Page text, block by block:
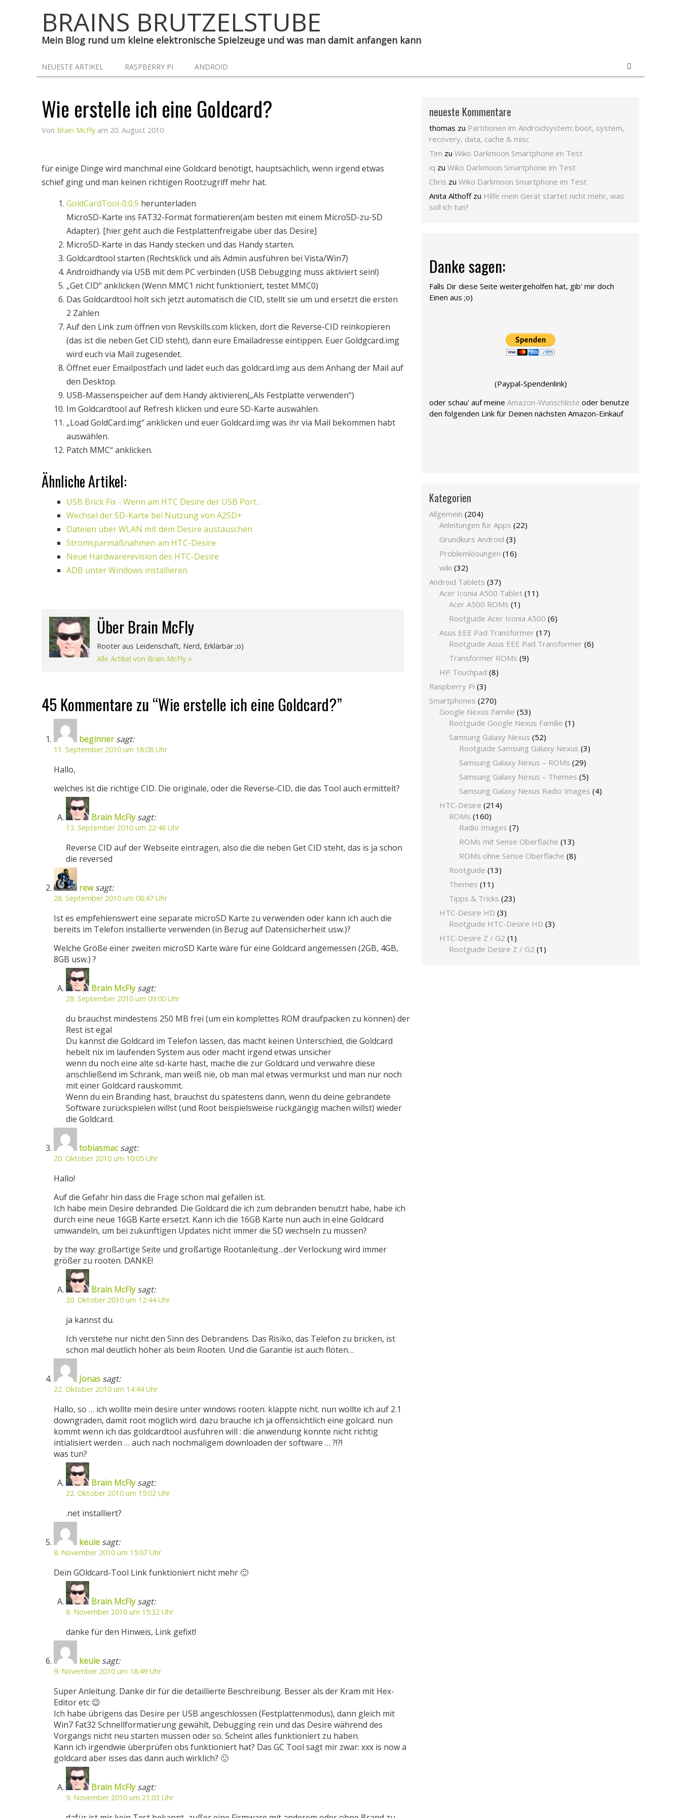
BRAINS BRUTZELSTUBE
Mein Blog rund um kleine elektronische Spielzeuge und was man damit anfangen kann
NEUESTE ARTIKEL RASPBERRY PI ANDROID
Wie erstelle ich eine Goldcard?
Von Brain McFly am 20. August 2010
für einige Dinge wird manchmal eine Goldcard benötigt, hauptsächlich, wenn irgend etwas
schief ging und man keinen richtigen Rootzugriff mehr hat.
GoldCardTool-0.0.5 herunterladen
MicroSD-Karte ins FAT32-Format formatieren(am besten mit einem MicroSD-zu-SD
Adapter). [hier geht auch die Festplattenfreigabe über das Desire]
MicroSD-Karte in das Handy stecken und das Handy starten.
Goldcardtool starten (Rechtsklick und als Admin ausführen bei Vista/Win7)
Androidhandy via USB mit dem PC verbinden (USB Debugging muss aktiviert sein!)
„Get CID“ anklicken (Wenn MMC1 nicht funktioniert, testet MMC0)
Das Goldcardtool holt sich jetzt automatisch die CID, stellt sie um und ersetzt die ersten
2 Zahlen
Auf den Link zum öffnen von Revskills.com klicken, dort die Reverse-CID reinkopieren
(das ist die neben Get CID steht), dann eure Emailadresse eintippen. Euer Goldgcard.img
wird euch via Mail zugesendet.
Öffnet euer Emailpostfach und ladet euch das goldcard.img aus dem Anhang der Mail auf
den Desktop.
USB-Massenspeicher auf dem Handy aktivieren(„Als Festplatte verwenden“)
Im Goldcardtool auf Refresh klicken und eure SD-Karte auswählen.
„Load GoldCard.img“ anklicken und euer Goldcard.img was ihr via Mail bekommen habt
auswählen.
Patch MMC“ anklicken.
Ähnliche Artikel:
USB Brick Fix - Wenn am HTC Desire der USB Port…
Wechsel der SD-Karte bei Nutzung von A2SD+
Dateien über WLAN mit dem Desire austauschen
Stromsparmaßnahmen am HTC-Desire
Neue Hardwarerevision des HTC-Desire
ADB unter Windows installieren
Über Brain McFly
Rooter aus Leidenschaft, Nerd, Erklärbär ;o)
Alle Artikel von Brain McFly »
45 Kommentare zu “Wie erstelle ich eine Goldcard?”
beginner sagt:
11. September 2010 um 18:08 Uhr
Hallo,
welches ist die richtige CID. Die originale, oder die Reverse-CID, die das Tool auch ermittelt?
Brain McFly sagt:
13. September 2010 um 22:46 Uhr
Reverse CID auf der Webseite eintragen, also die die neben Get CID steht, das is ja schon
die reversed
rew sagt:
28. September 2010 um 08:47 Uhr
Ist es empfehlenswert eine separate microSD Karte zu verwenden oder kann ich auch die
bereits im Telefon installierte verwenden (in Bezug auf Datensicherheit usw.)?
Welche Größe einer zweiten microSD Karte wäre für eine Goldcard angemessen (2GB, 4GB,
8GB usw.) ?
Brain McFly sagt:
28. September 2010 um 09:00 Uhr
du brauchst mindestens 250 MB frei (um ein komplettes ROM draufpacken zu können) der
Rest ist egal
Du kannst die Goldcard im Telefon lassen, das macht keinen Unterschied, die Goldcard
hebelt nix im laufenden System aus oder macht irgend etwas unsicher
wenn du noch eine alte sd-karte hast, mache die zur Goldcard und verwahre diese
anschließend im Schrank, man weiß nie, ob man mal etwas vermurkst und man nur noch
mit einer Goldcard rauskommt.
Wenn du ein Branding hast, brauchst du spätestens dann, wenn du deine gebrandete
Software zurückspielen willst (und Root beispielsweise rückgängig machen willst) wieder
die Goldcard.
tobiasmac sagt:
20. Oktober 2010 um 10:05 Uhr
Hallo!
Auf die Gefahr hin dass die Frage schon mal gefallen ist.
Ich habe mein Desire debranded. Die Goldcard die ich zum debranden benutzt habe, habe ich
durch eine neue 16GB Karte ersetzt. Kann ich die 16GB Karte nun auch in eine Goldcard
umwandeln, um bei zukünftigen Updates nicht immer die SD wechseln zu müssen?
by the way: großartige Seite und großartige Rootanleitung…der Verlockung wird immer
größer zu rooten. DANKE!
Brain McFly sagt:
20. Oktober 2010 um 12:44 Uhr
ja kannst du.
Ich verstehe nur nicht den Sinn des Debrandens. Das Risiko, das Telefon zu bricken, ist
schon mal deutlich höher als beim Rooten. Und die Garantie ist auch flöten…
Jonas sagt:
22. Oktober 2010 um 14:44 Uhr
Hallo, so … ich wollte mein desire unter windows rooten. klappte nicht. nun wollte ich auf 2.1
downgraden, damit root möglich wird. dazu brauche ich ja offensichtlich eine golcard. nun
kommt wenn ich das goldcardtool ausführen will : die anwendung konnte nicht richtig
intialisiert werden … auch nach nochmaligem downloaden der software … ?!?!
was tun?
Brain McFly sagt:
22. Oktober 2010 um 15:02 Uhr
.net installiert?
keule sagt:
8. November 2010 um 15:07 Uhr
Dein GOldcard-Tool Link funktioniert nicht mehr 🙂
Brain McFly sagt:
8. November 2010 um 15:32 Uhr
danke für den Hinweis, Link gefixt!
keule sagt:
9. November 2010 um 18:49 Uhr
Super Anleitung. Danke dir für die detaillierte Beschreibung. Besser als der Kram mit Hex-
Editor etc 😉
Ich habe übrigens das Desire per USB angeschlossen (Festplattenmodus), dann gleich mit
Win7 Fat32 Schnellformatierung gewählt, Debugging rein und das Desire während des
Vorgangs nicht neu starten müssen oder so. Scheint alles funktioniert zu haben.
Kann ich irgendwie überprüfen obs funktioniert hat? Das GC Tool sagt mir zwar: xxx is now a
goldcard aber isses das dann auch wirklich? 🙂
Brain McFly sagt:
9. November 2010 um 21:03 Uhr
neueste Kommentare
thomas zu Partitionen im Androidsystem: boot, system,
recovery, data, cache & misc
Tim zu Wiko Darkmoon Smartphone im Test
iq zu Wiko Darkmoon Smartphone im Test
Chris zu Wiko Darkmoon Smartphone im Test
Anita Althoffzu Hilfe mein Gerät startet nicht mehr, was
soll ich tun?
Danke sagen:
Falls Dir diese Seite weitergeholfen hat, gib' mir doch
Einen aus ;o)
(Paypal-Spendenlink)
oder schau' auf meine Amazon-Wunschliste oder benutze
den folgenden Link für Deinen nächsten Amazon-Einkauf
Kategorien
Allgemein (204)
Anleitungen für Apps (22)
Grundkurs Android (3)
Problemlösungen (16)
wiki (32)
Android Tablets (37)
Acer Iconia A500 Tablet(11)
Acer A500 ROMs (1)
Rootguide Acer Iconia A500 (6)
Asus EEE Pad Transformer(17)
Rootguide Asus EEE Pad Transformer (6)
Transformer ROMs (9)
HP Touchpad (8)
Raspberry Pi (3)
Smartphones (270)
Google Nexus Familie (53)
Rootguide Google Nexus Familie (1)
Samsung Galaxy Nexus (52)
Rootguide Samsung Galaxy Nexus (3)
Samsung Galaxy Nexus – ROMs (29)
Samsung Galaxy Nexus – Themes (5)
Samsung Galaxy Nexus Radio Images (4)
HTC-Desire (214)
ROMs (160)
Radio Images (7)
ROMs mit Sense Oberfläche (13)
ROMs ohne Sense Oberfläche (8)
Rootguide (13)
Themes (11)
Tipps & Tricks (23)
HTC-Desire HD (3)
Rootguide HTC-Desire HD (3)
HTC-Desire Z / G2 (1)
Rootguide Desire Z / G2 (1)